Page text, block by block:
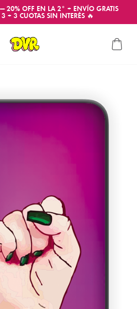
20% OFF EN LA 2° + ENVÍO GRATIS
+ 3 CUOTAS SIN INTERÉS 🔥